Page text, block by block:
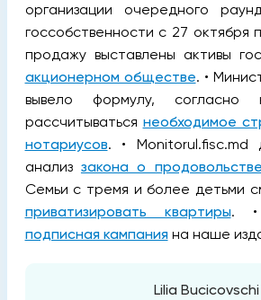
организации очередного
госсобственности с 27 октября
продажу выставлены активы
акционерном обществе. •
вывело формулу, согласно
рассчитываться необходимое
нотариусов. • Monitorul.fisc.md
анализ закона о
Семьи с тремя и более детьми
приватизировать квартиры. •
подписная кампанияна наше
Lilia Bucicovschi